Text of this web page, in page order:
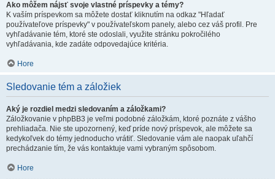
Ako môžem nájsť svoje vlastné príspevky a témy?
K vaším príspevkom sa môžete dostať kliknutím na odkaz "Hľadať
používateľove príspevky" v používateľskom panely, alebo cez váš profil. Pre
vyhľadávanie tém, ktoré ste odoslali, využite stránku pokročilého
vyhľadávania, kde zadáte odpovedajúce kritéria.
Hore
Sledovanie tém a záložiek
Aký je rozdiel medzi sledovaním a záložkami?
Záložkovanie v phpBB3 je veľmi podobné záložkám, ktoré poznáte z vášho
prehliadača. Nie ste upozornený, keď príde nový príspevok, ale môžete sa
kedykoľvek do témy jednoducho vrátiť. Sledovanie vám ale naopak uľahčí
prechádzanie tím, že vás kontaktuje vami vybraným spôsobom.
Hore